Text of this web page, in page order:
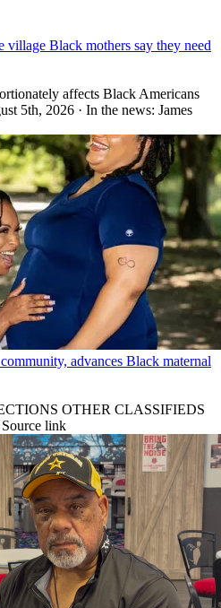
Black mothers say they need
affects Black Americans
5th, 2026 · In the news: James
advances Black maternal
OTHER CLASSIFIEDS
link